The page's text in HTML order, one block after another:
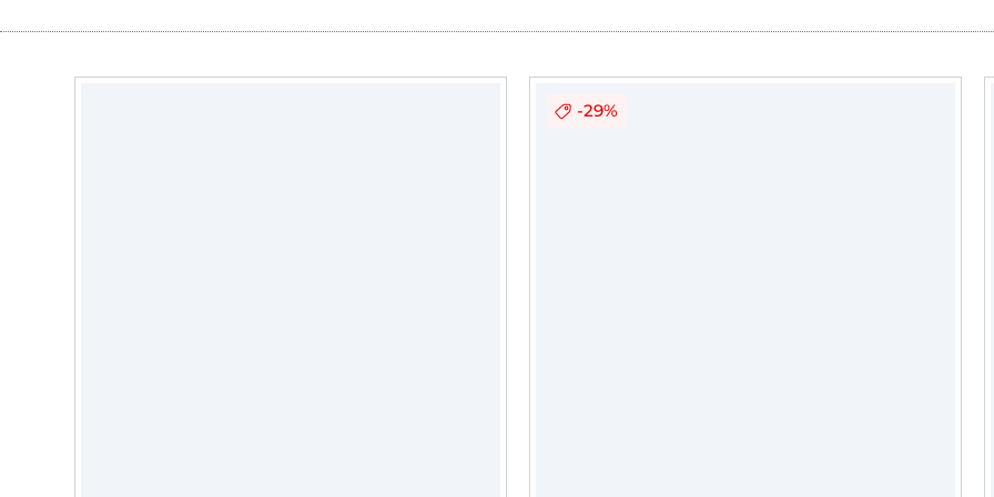
Ganz viel Spaß beim Shoppen wünscht
-29%